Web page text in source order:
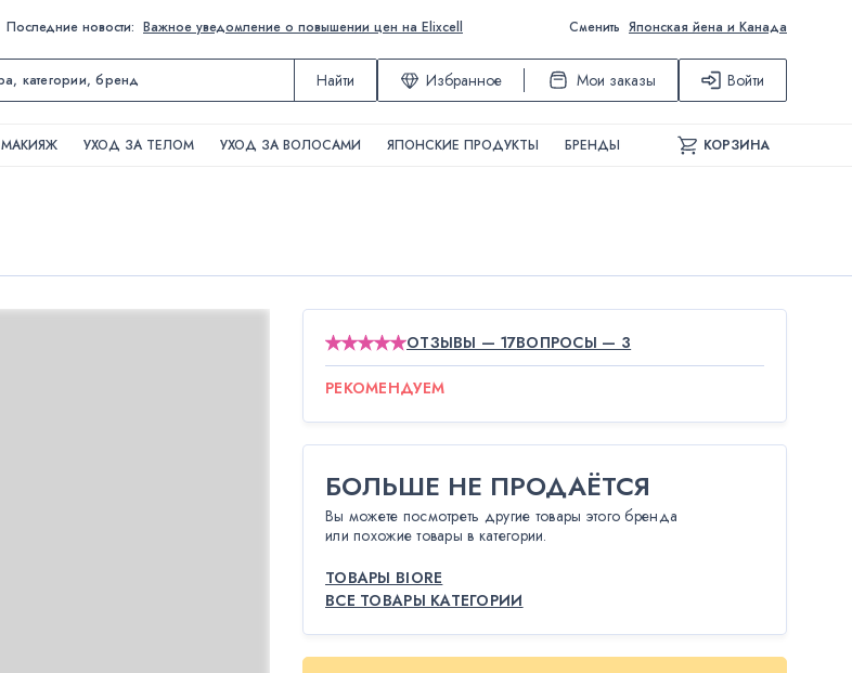
Последние новости: Важное уведомление о повышении цен на Elixcell Сменить Японская йена и Канада
Найти Избранное Мои заказы Войти
МАКИЯЖ УХОД ЗА ТЕЛОМ УХОД ЗА ВОЛОСАМИ ЯПОНСКИЕ ПРОДУКТЫ БРЕНДЫ КОРЗИНА
ОТЗЫВЫ — 17ВОПРОСЫ — 3
РЕКОМЕНДУЕМ
БОЛЬШЕ НЕ ПРОДАЁТСЯ
Вы можете посмотреть другие товары этого бренда
или похожие товары в категории.
ТОВАРЫ BIORE
ВСЕ ТОВАРЫ КАТЕГОРИИ